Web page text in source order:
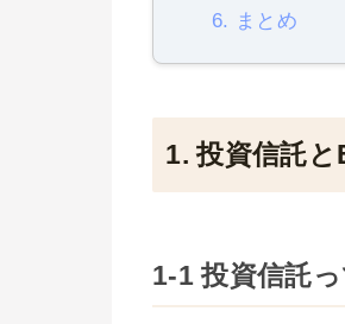
6. まとめ
1. 投資信託
1-1 投資信託